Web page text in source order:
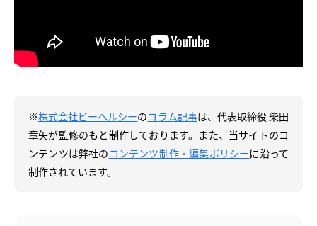
※株式会社ビーヘルシーのコラム記事は、代表取締役 柴田
章矢が監修のもと制作しております。また、当サイトのコ
ンテンツは弊社の コンテンツ制作・編集ポリシーに沿って
制作されています。